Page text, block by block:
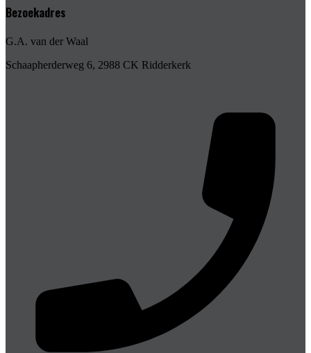
Bezoekadres
G.A. van der Waal
Schaapherderweg 6, 2988 CK Ridderkerk